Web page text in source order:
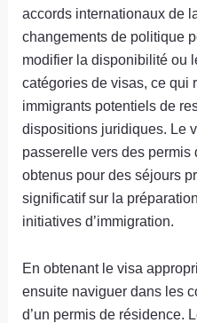
accords internationaux de
changements de politique
modifier la disponibilité ou
catégories de visas, ce qui
immigrants potentiels de
dispositions juridiques. Le
passerelle vers des permis
obtenus pour des séjours
significatif sur la
initiatives d’immigration.
En obtenant le visa
ensuite naviguer dans les
d’un permis de résidence.